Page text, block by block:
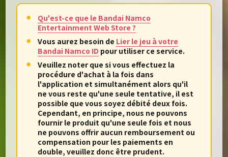
Qu'est-ce que le Bandai Namco
Entertainment Web Store ?
Vous aurez besoin de Lier le jeu à votre
Bandai Namco ID pour utiliser ce service.
Veuillez noter que si vous effectuez la
procédure d'achat à la fois dans
l'application et simultanément alors qu'il
ne vous reste qu'une seule tentative, il est
possible que vous soyez débité deux fois.
Cependant, en principe, nous ne pouvons
fournir le produit qu'une seule fois et nous
ne pouvons offrir aucun remboursement ou
compensation pour les paiements en
double, veuillez donc être prudent.